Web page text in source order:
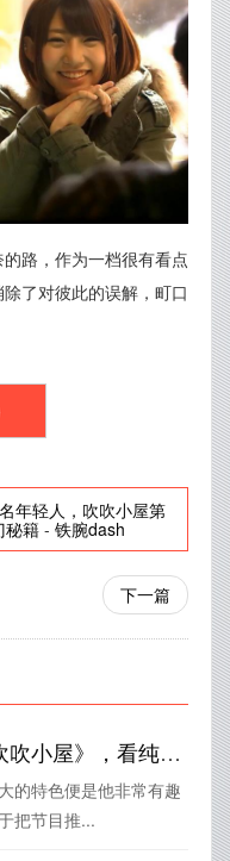
路，作为一档很有看点
了对彼此的误解，町口
年轻人，吹吹小屋第
秘籍 - 铁腕dash
下一篇
爆笑相约《吹吹小屋》，看纯真恋爱的美好与荒诞
的特色便是他非常有趣
把节目推...